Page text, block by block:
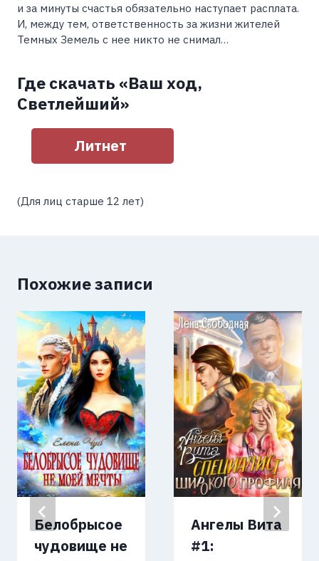
и за минуты счастья обязательно наступает расплата.
И, между тем, ответственность за жизни жителей
Темных Земель с нее никто не снимал…
Где скачать «Ваш ход,
Светлейший»
Литнет
(Для лиц старше 12 лет)
Похожие записи
Белобрысое
чудовище не
Ангелы Вита
#1: